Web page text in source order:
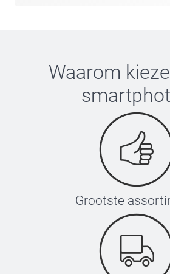
Waarom
Grootste